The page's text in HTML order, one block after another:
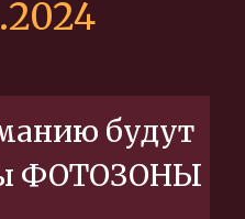
будут
ФОТОЗОНЫ